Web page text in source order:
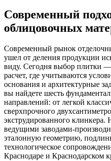
Современный
облицовочных
Современный рынок
ушел от деления продукции
виду. Сегодня выбор плитки
расчет, где учитываются
основания и архитектурные
вы найдете шесть
направлений: от легкой
сверхпрочного
экструдированного клинкера.
ведущими
эталонную геометрию,
технологическое
Краснодаре и Краснодарском